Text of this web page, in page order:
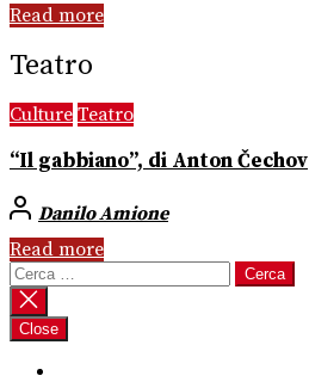
Read more
Teatro
Culture Teatro
“Il gabbiano”, di Anton Čechov
Danilo Amione
Read more
Ricerca
per:
Close